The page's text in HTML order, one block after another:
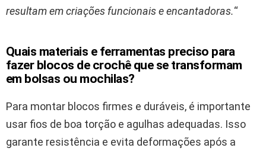
resultam em criações funcionais e encantadoras.“
Quais materiais e ferramentas preciso para
fazer blocos de crochê que se transformam
em bolsas ou mochilas?
Para montar blocos firmes e duráveis, é importante
usar fios de boa torção e agulhas adequadas. Isso
garante resistência e evita deformações após a